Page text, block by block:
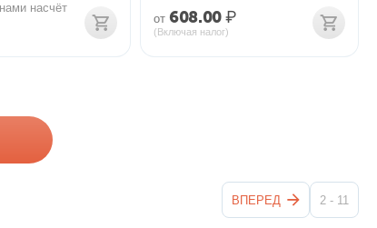
насчёт
от 608.00₽
(Включая налог)
ВПЕРЕД 2 - 11